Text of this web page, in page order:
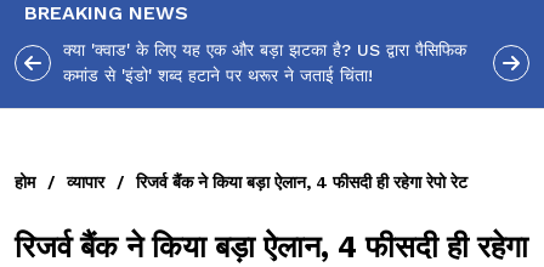
BREAKING NEWS
है? US द्वारा पैसिफिक
जताई चिंता!
आलिया भट्ट का मज़ेदार 'शर्वरी कहाँ है?' पोस्ट, 'अल्फा'
उठे सवालों का मज़ाकिया जवाब!
होम / व्यापार / रिजर्व बैंक ने किया बड़ा ऐलान, 4 फीसदी ही रहेगा रेपो रेट
रिजर्व बैंक ने किया बड़ा ऐलान, 4 फीसदी ही रहेगा